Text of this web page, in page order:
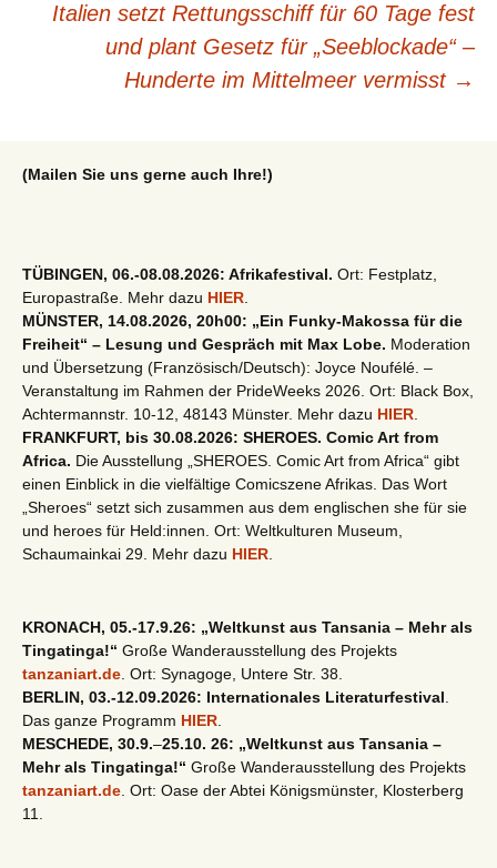
Italien setzt Rettungsschiff für 60 Tage fest
und plant Gesetz für „Seeblockade“ –
Hunderte im Mittelmeer vermisst →
(Mailen Sie uns gerne auch Ihre!)
TÜBINGEN, 06.-08.08.2026: Afrikafestival. Ort: Festplatz,
Europastraße. Mehr dazu HIER
MÜNSTER, 14.08.2026, 20h00: „Ein Funky-Makossa für die
Freiheit“ – Lesung und Gespräch mit Max Lobe. Moderation
und Übersetzung (Französisch/Deutsch): Joyce Noufélé. –
Veranstaltung im Rahmen der PrideWeeks 2026. Ort: Black Box,
Achtermannstr. 10-12, 48143 Münster. Mehr dazu HIER
FRANKFURT, bis 30.08.2026: SHEROES. Comic Art from
Africa. Die Ausstellung „SHEROES. Comic Art from Africa“ gibt
einen Einblick in die vielfältige Comicszene Afrikas. Das Wort
„Sheroes“ setzt sich zusammen aus dem englischen she für sie
und heroes für Held:innen. Ort: Weltkulturen Museum,
Schaumainkai 29. Mehr dazu HIER
KRONACH, 05.-17.9.26: „Weltkunst aus Tansania – Mehr als
Tingatinga!“ Große Wanderausstellung des Projekts
tanzaniart.de . Ort: Synagoge, Untere Str. 38.
BERLIN, 03.-12.09.2026: Internationales Literaturfestival
Das ganze Programm HIER
MESCHEDE, 30.9.–25.10. 26: „Weltkunst aus Tansania –
Mehr als Tingatinga!“ Große Wanderausstellung des Projekts
tanzaniart.de . Ort: Oase der Abtei Königsmünster, Klosterberg
11.